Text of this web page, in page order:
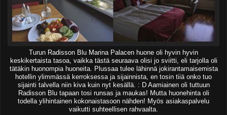
Turun Radisson Blu Marina Palacen huone oli hyvin hyvin
keskikertaista tasoa, vaikka tästä seuraava olisi jo sviitti, eli tarjolla oli
tätäkin huonompia huoneita. Plussaa tulee lähinnä jokirantamaisemista
hotellin ylimmässä kerroksessa ja sijainnista, en tosin tiiä onko tuo
sijainti talvella niin kiva kuin nyt kesällä. : D Aamiainen oli tuttuun
Radisson Blu tapaan tosi runsas ja maukas! Mutta huonehinta oli
todella ylihintainen kokonaistasoon nähden! Myös asiakaspalvelu
vaikutti suhteellisen rahvaalta.